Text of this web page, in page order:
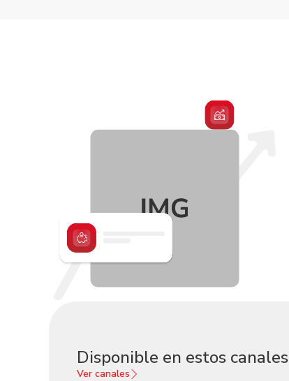
Disponible en estos canales
Ver canales